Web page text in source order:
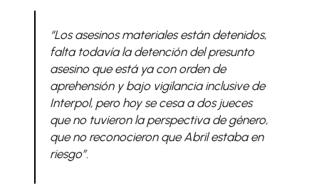
“Los asesinos materiales están detenidos,
falta todavía la detención del presunto
asesino que está ya con orden de
aprehensión y bajo vigilancia inclusive de
Interpol, pero hoy se cesa a dos jueces
que no tuvieron la perspectiva de género,
que no reconocieron que Abril estaba en
riesgo”.